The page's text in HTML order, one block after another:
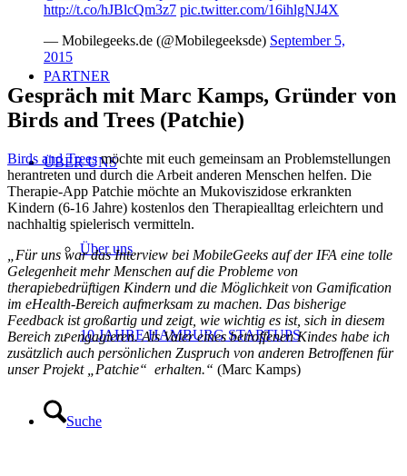
PARTNER
ÜBER UNS
Über uns
10 JAHRE HAMBURG STARTUPS
Suche
http://t.co/hJBlcQm3z7 pic.twitter.com/16ihlgNJ4X
— Mobilegeeks.de (@Mobilegeeksde) September 5,
2015
Gespräch mit Marc Kamps, Gründer von
Birds and Trees (Patchie)
Birds and Treesmöchte mit euch gemeinsam an Problemstellungen
herantreten und durch die Arbeit anderen Menschen helfen. Die
Therapie-App Patchie möchte an Mukoviszidose erkrankten
Kindern (6-16 Jahre) kostenlos den Therapiealltag erleichtern und
nachhaltig spielerisch vermitteln.
„Für uns war das Interview bei MobileGeeks auf der IFA eine tolle
Gelegenheit mehr Menschen auf die Probleme von
therapiebedrüftigen Kindern und die Möglichkeit von Gamification
im eHealth-Bereich aufmerksam zu machen. Das bisherige
Feedback ist großartig und zeigt, wie wichtig es ist, sich in diesem
Bereich zu engagieren. Als Vater eines betroffenen Kindes habe ich
zusätzlich auch persönlichen Zuspruch von anderen Betroffenen für
unser Projekt „Patchie“ erhalten.“ (Marc Kamps)